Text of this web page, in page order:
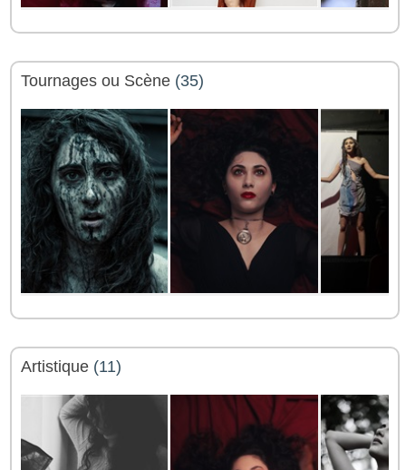
Tournages ou Scène (35)
Artistique (11)